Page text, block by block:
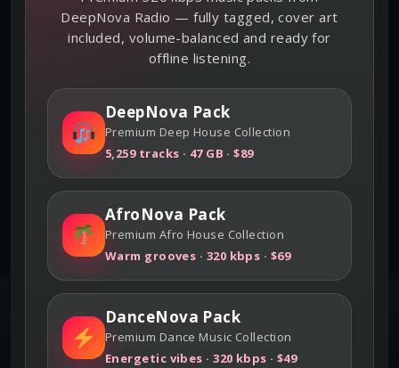
DeepNova Radio — fully tagged, cover art
included, volume-balanced and ready for
offline listening.
DeepNova Pack
Premium Deep House Collection
5,259 tracks · 47 GB · $89
AfroNova Pack
Premium Afro House Collection
Warm grooves · 320 kbps · $69
DanceNova Pack
Premium Dance Music Collection
Energetic vibes · 320 kbps · $49